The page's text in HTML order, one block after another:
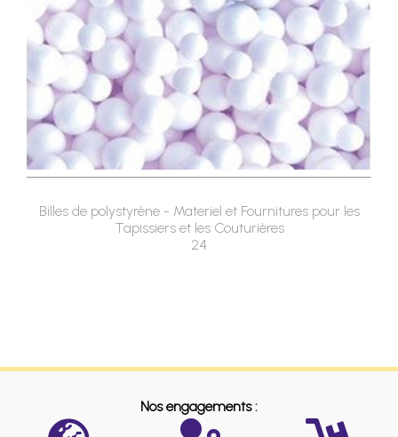
Billes de polystyrène - Materiel et Fournitures pour les
Tapissiers et les Couturières
24
Nos engagements :